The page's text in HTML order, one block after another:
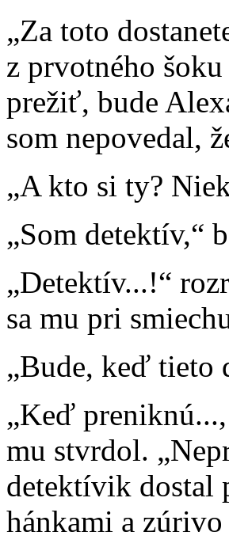
„Za toto
z prvotného
prežiť, bude
som nepovedal,
„A kto si ty?
„Som detektív,“
„Detektív...!“
sa mu pri
„Bude, keď tieto
„Keď
mu stvrdol.
detektívik dostal
hánkami a